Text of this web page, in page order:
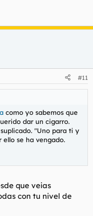
#11
como yo sabemos que
dar un cigarro.
"Uno para ti y
ello se ha vengado.
que veias
con tu nivel de